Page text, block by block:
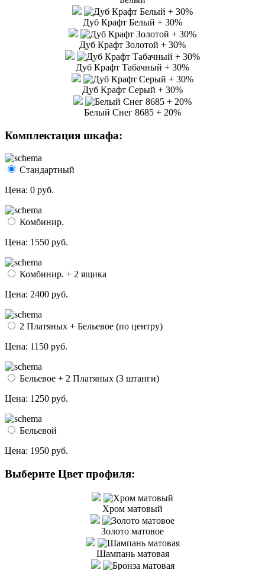
Дуб Крафт Белый + 30%
Дуб Крафт Золотой + 30%
Дуб Крафт Табачный + 30%
Дуб Крафт Серый + 30%
Белый Снег 8685 + 20%
Комплектация шкафа:
Стандартный
Цена: 0 руб.
Комбинир.
Цена: 1550 руб.
Комбинир. + 2 ящика
Цена: 2400 руб.
2 Платяных + Бельевое (по центру)
Цена: 1150 руб.
Бельевое + 2 Платяных (3 штанги)
Цена: 1250 руб.
Бельевой
Цена: 1950 руб.
Выберите Цвет профиля:
Хром матовый
Золото матовое
Шампань матовая